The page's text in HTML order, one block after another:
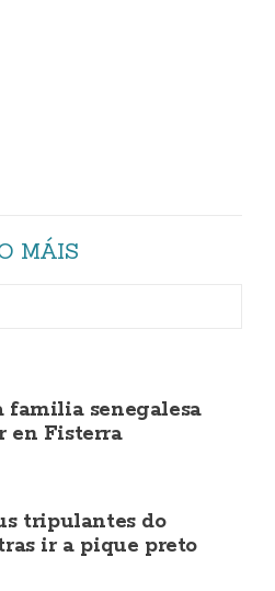
MÁIS
familia senegalesa
en Fisterra
tripulantes do
ir a pique preto